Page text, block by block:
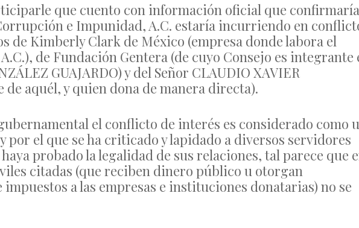
que cuento con información oficial que confirmaría
e Impunidad, A.C. estaría incurriendo en
de Kimberly Clark de México (empresa donde labora el
de Fundación Gentera (de cuyo Consejo es integrante
GUAJARDO) y del Señor CLAUDIO XAVIER
de aquél, y quien dona de manera directa).
el conflicto de interés es considerado como
el que se ha criticado y lapidado a diversos servidores
probado la legalidad de sus relaciones, tal parece que
citadas (que reciben dinero público u otorgan
a las empresas e instituciones donatarias) no se